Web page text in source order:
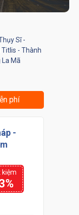
Sĩ -
Titlis - Thành
Mã
phí
-
kiệm